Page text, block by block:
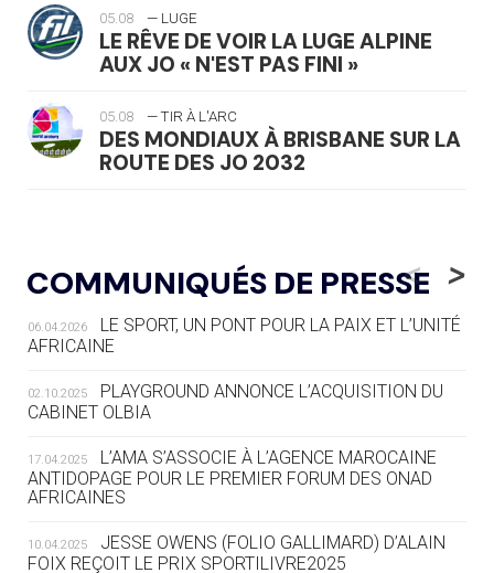
05.08 — LUGE
LE RÊVE DE VOIR LA LUGE ALPINE
AUX JO « N'EST PAS FINI »
05.08 — TIR À L'ARC
DES MONDIAUX À BRISBANE SUR LA
ROUTE DES JO 2032
LE VILLAGE OLYMPIQUE DES ARAVIS
SE DESSINE
04.08 — FOCUS DU JOUR
LE COJOP A TROUVÉ SON VILLAGE
OLYMPIQUE LYONNAIS
« L'ALLEMAGNE PEUT DÉMONTRER
COMMENT ORGANISER DES JO
RESPONSABLES »
04.08 — ESCRIME
COMMUNIQUÉS DE PRESSE
<
06.04.2026
LE SPORT, UN PONT POUR LA PAIX ET L’UNITÉ
AFRICAINE
02.10.2025
PLAYGROUND ANNONCE L’ACQUISITION DU
CABINET OLBIA
17.04.2025
L’AMA S’ASSOCIE À L’AGENCE MAROCAINE
ANTIDOPAGE POUR LE PREMIER FORUM DES ONAD
AFRICAINES
10.04.2025
JESSE OWENS (FOLIO GALLIMARD) D’ALAIN
FOIX REÇOIT LE PRIX SPORTILIVRE2025
>